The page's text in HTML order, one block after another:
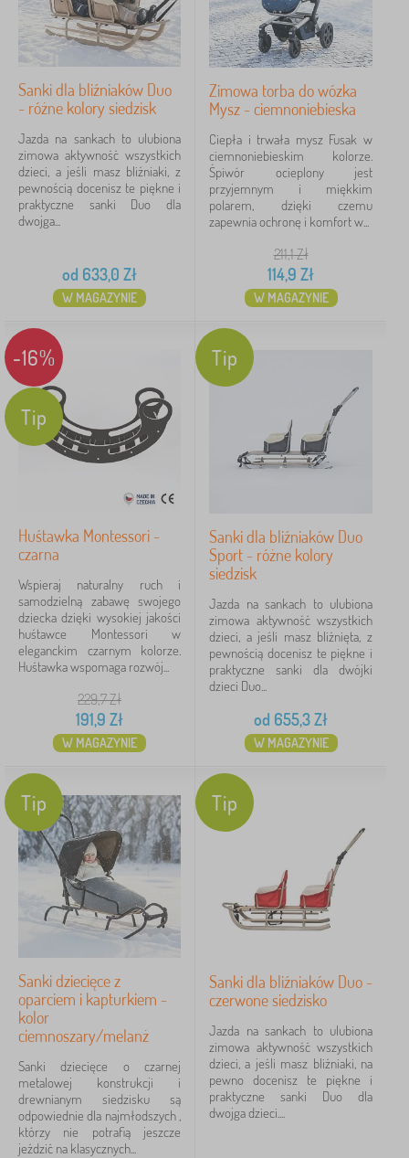
Sanki dla bliźniaków Duo
- różne kolory siedzisk
Jazda na sankach to ulubiona
zimowa aktywność wszystkich
dzieci, a jeśli masz bliźniaki, z
pewnością docenisz te piękne i
praktyczne sanki Duo dla
dwojga...
od 633,0 Zł
W MAGAZYNIE
Zimowa torba do wózka
Mysz - ciemnoniebieska
Ciepła i trwała mysz Fusak w
ciemnoniebieskim kolorze.
Śpiwór ocieplony jest
przyjemnym i miękkim
polarem, dzięki czemu
zapewnia ochronę i komfort w...
211,1Zł
114,9 Zł
W MAGAZYNIE
-16%
Tip
Huśtawka Montessori -
czarna
Wspieraj naturalny ruch i
samodzielną zabawę swojego
dziecka dzięki wysokiej jakości
huśtawce Montessori w
eleganckim czarnym kolorze.
Huśtawka wspomaga rozwój...
229,7Zł
191,9 Zł
W MAGAZYNIE
Tip
Sanki dla bliźniaków Duo
Sport - różne kolory
siedzisk
Jazda na sankach to ulubiona
zimowa aktywność wszystkich
dzieci, a jeśli masz bliźnięta, z
pewnością docenisz te piękne i
praktyczne sanki dla dwójki
dzieci Duo...
od 655,3Zł
W MAGAZYNIE
Tip
Sanki dziecięce z
oparciem i kapturkiem -
kolor
ciemnoszary/melanż
Sanki dziecięce o czarnej
metalowej konstrukcji i
drewnianym siedzisku są
odpowiednie dla najmłodszych ,
którzy nie potrafią jeszcze
jeździć na klasycznych...
Tip
Sanki dla bliźniaków Duo -
czerwone siedzisko
Jazda na sankach to ulubiona
zimowa aktywność wszystkich
dzieci, a jeśli masz bliźniaki, na
pewno docenisz te piękne i
praktyczne sanki Duo dla
dwojga dzieci....